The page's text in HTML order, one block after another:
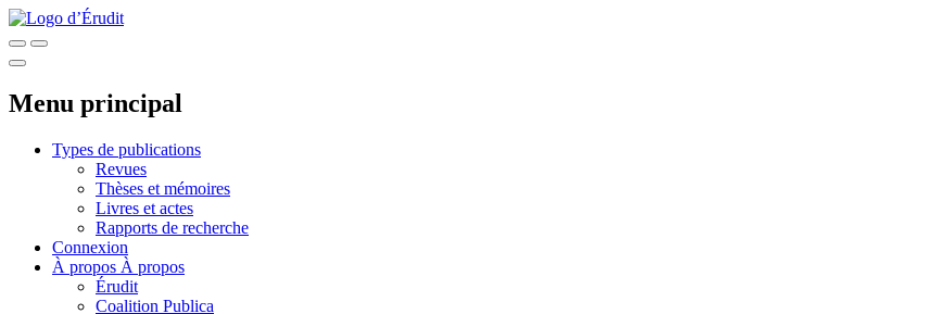
Menu principal
Types de publications
Revues
Thèses et mémoires
Livres et actes
Rapports de recherche
Connexion
À propos À propos
Érudit
Coalition Publica